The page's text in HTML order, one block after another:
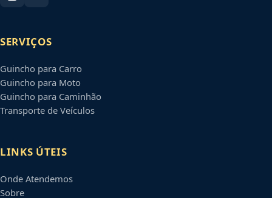
SERVIÇOS
Guincho para Carro
Guincho para Moto
Guincho para Caminhão
Transporte de Veículos
LINKS ÚTEIS
Onde Atendemos
Sobre